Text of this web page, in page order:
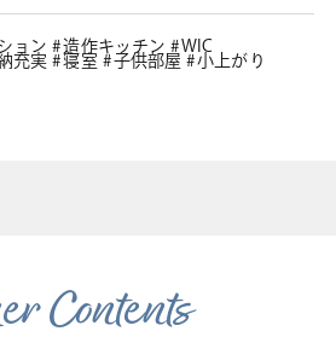
ョン 造作キッチン
WIC
充実 寝室 子供部屋 小上がり
Contents